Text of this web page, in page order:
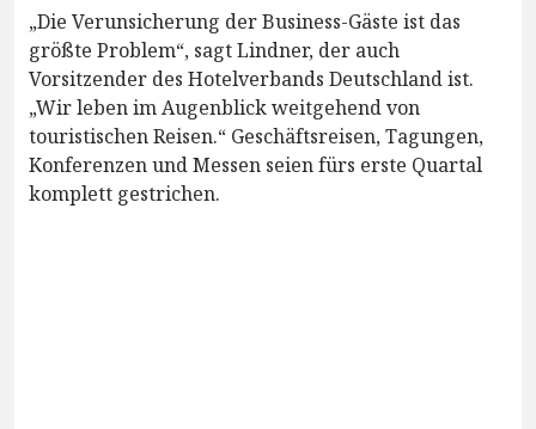
„Die Verunsicherung der Business-Gäste ist das
größte Problem“, sagt Lindner, der auch
Vorsitzender des Hotelverbands Deutschland ist.
„Wir leben im Augenblick weitgehend von
touristischen Reisen.“ Geschäftsreisen, Tagungen,
Konferenzen und Messen seien fürs erste Quartal
komplett gestrichen.